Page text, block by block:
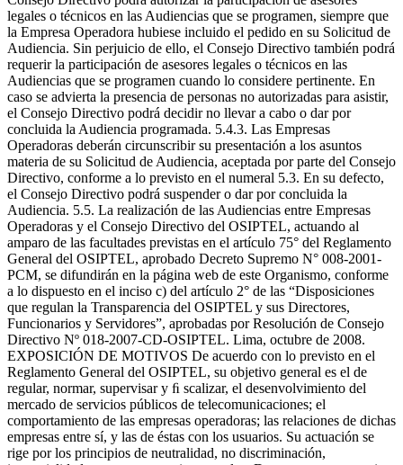
legales o técnicos en las Audiencias que se programen, siempre que
la Empresa Operadora hubiese incluido el pedido en su Solicitud de
Audiencia. Sin perjuicio de ello, el Consejo Directivo también podrá
requerir la participación de asesores legales o técnicos en las
Audiencias que se programen cuando lo considere pertinente. En
caso se advierta la presencia de personas no autorizadas para asistir,
el Consejo Directivo podrá decidir no llevar a cabo o dar por
concluida la Audiencia programada. 5.4.3. Las Empresas
Operadoras deberán circunscribir su presentación a los asuntos
materia de su Solicitud de Audiencia, aceptada por parte del Consejo
Directivo, conforme a lo previsto en el numeral 5.3. En su defecto,
el Consejo Directivo podrá suspender o dar por concluida la
Audiencia. 5.5. La realización de las Audiencias entre Empresas
Operadoras y el Consejo Directivo del OSIPTEL, actuando al
amparo de las facultades previstas en el artículo 75° del Reglamento
General del OSIPTEL, aprobado Decreto Supremo N° 008-2001-
PCM, se difundirán en la página web de este Organismo, conforme
a lo dispuesto en el inciso c) del artículo 2° de las “Disposiciones
que regulan la Transparencia del OSIPTEL y sus Directores,
Funcionarios y Servidores”, aprobadas por Resolución de Consejo
Directivo Nº 018-2007-CD-OSIPTEL. Lima, octubre de 2008.
EXPOSICIÓN DE MOTIVOS De acuerdo con lo previsto en el
Reglamento General del OSIPTEL, su objetivo general es el de
regular, normar, supervisar y ﬁ scalizar, el desenvolvimiento del
mercado de servicios públicos de telecomunicaciones; el
comportamiento de las empresas operadoras; las relaciones de dichas
empresas entre sí, y las de éstas con los usuarios. Su actuación se
rige por los principios de neutralidad, no discriminación,